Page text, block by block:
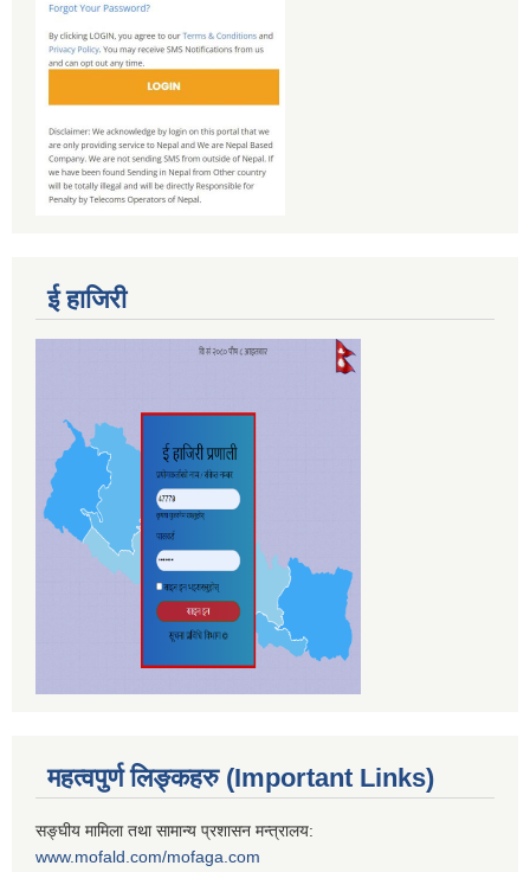
ई हाजिरी
महत्वपुर्ण लिङ्कहरु (Important Links)
सङ्घीय मामिला तथा सामान्य प्रशासन मन्त्रालय:
www.mofald.com/mofaga.com